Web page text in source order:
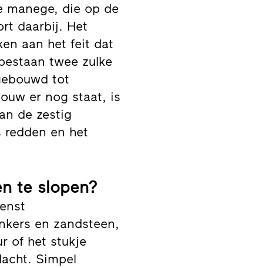
manege, die op de
daarbij. Het
aan het feit dat
twee zulke
tot
er nog staat, is
de zestig
redden en het
te slopen?
en zandsteen,
of het stukje
Simpel